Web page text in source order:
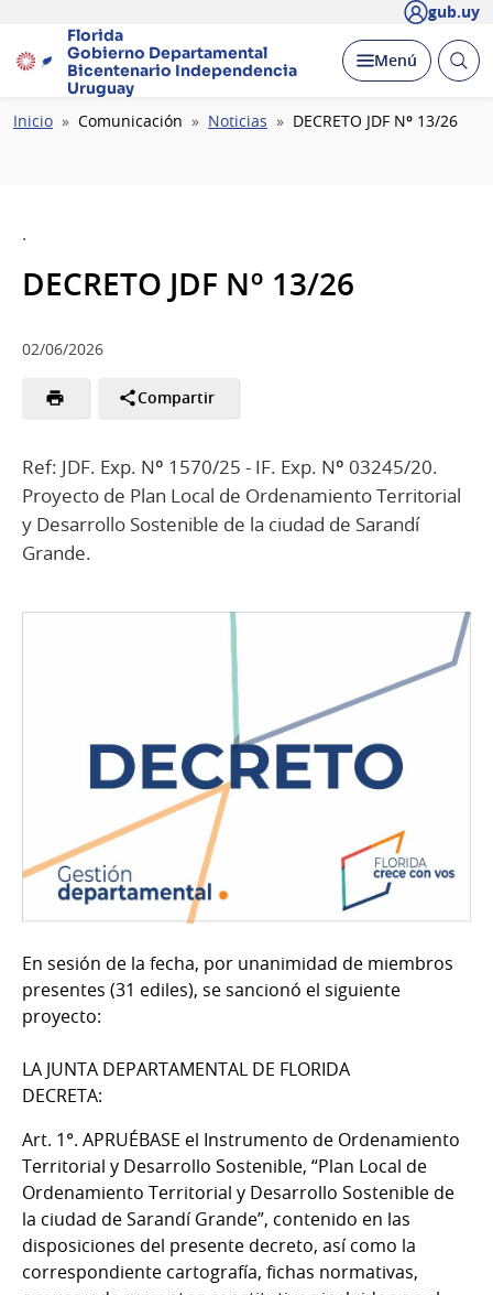
gub.uy
Florida
Gobierno Departamental
Bicentenario Independencia
Uruguay
Desplegar
Menú Abrir
Ruta
Inicio Comunicación Noticias DECRETO JDF Nº 13/26
.
DECRETO JDF Nº 13/26
02/06/2026
Compartir
Ref: JDF. Exp. Nº 1570/25 - IF. Exp. Nº 03245/20.
Proyecto de Plan Local de Ordenamiento Territorial
y Desarrollo Sostenible de la ciudad de Sarandí
Grande.
En sesión de la fecha, por unanimidad de miembros
presentes (31 ediles), se sancionó el siguiente
proyecto:
LA JUNTA DEPARTAMENTAL DE FLORIDA
DECRETA:
Art. 1°. APRUÉBASE el Instrumento de Ordenamiento
Territorial y Desarrollo Sostenible, “Plan Local de
Ordenamiento Territorial y Desarrollo Sostenible de
la ciudad de Sarandí Grande”, contenido en las
disposiciones del presente decreto, así como la
correspondiente cartografía, fichas normativas,